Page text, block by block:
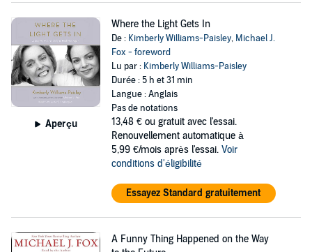
Aperçu
Where the Light Gets In
De : Kimberly Williams-Paisley, Michael J.
Fox - foreword
Lu par : Kimberly Williams-Paisley
Durée : 5 h et 31 min
Langue : Anglais
Pas de notations
13,48 € ou gratuit avec l'essai.
Renouvellement automatique à
5,99 €/mois après l'essai. Voir
conditions d'éligibilité
Essayez Standard gratuitement
A Funny Thing Happened on the Way